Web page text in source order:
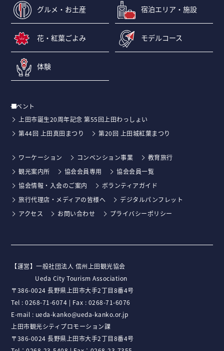
グルメ・お土産 宿泊エリア・施設
花・紅葉ごよみ モデルコース
体験
イベント
上田市誕生20周年記念 第55回上田わっしょい
第44回 上田真田まつり
第20回 上田城紅葉まつり
ワーケーション コンベンション事業
教育旅行
観光案内所
協会会員専用
協会会員一覧
協会情報・入会のご案内
ボランティアガイド
旅行代理店・メディアの皆様へ
デジタルパンフレット
アクセス
お問い合わせ プライバシーポリシー
【運営】⼀般社団法⼈ 信州上⽥観光協会
Ueda City Tourism Association
〒386-0024 ⻑野県上⽥市⼤⼿2丁⽬8番4号
Tel :0268-71-6074 | Fax : 0268-71-6076
E-mail : ueda-kanko@ueda-kanko.or.jp
上田市観光シティプロモーション課
〒386-0024 長野県上田市大手2丁目8番4号